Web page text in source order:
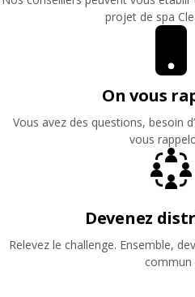
projet de spa
On vous
Vous avez des questions, besoin
vous
Devenez
Relevez le challenge. Ensemble,
commun